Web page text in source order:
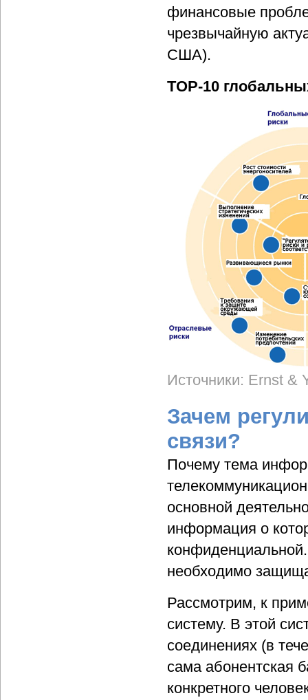
финансовые
чрезвычайную
США).
TOP-10
Источники: Ernst &
Зачем
связи?
Почему тема
основной
информация о
необходимо
Рассмотрим, к
систему. В этой
соединениях (в
сама абонентская
конкретного